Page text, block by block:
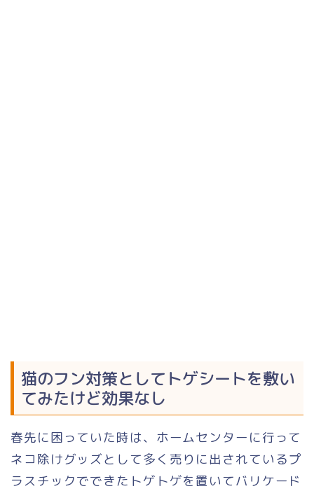
猫のフン対策としてトゲシートを敷い
てみたけど効果なし
春先に困っていた時は、ホームセンターに行って
ネコ除けグッズとして多く売りに出されているプ
ラスチックでできたトゲトゲを置いてバリケード